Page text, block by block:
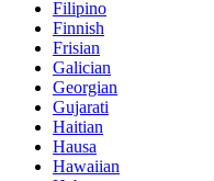
Filipino
Finnish
Frisian
Galician
Georgian
Gujarati
Haitian
Hausa
Hawaiian